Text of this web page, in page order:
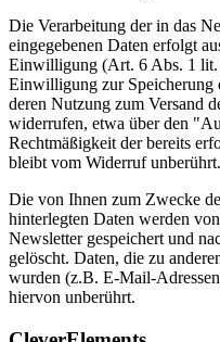
Die Verarbeitung der in das
eingegebenen Daten erfolgt
Einwilligung (Art. 6 Abs. 1
Einwilligung zur Speicherung
deren Nutzung zum Versand
widerrufen, etwa über den
Rechtmäßigkeit der bereits
bleibt vom Widerruf unberührt.
Die von Ihnen zum Zwecke
hinterlegten Daten werden
Newsletter gespeichert und
gelöscht. Daten, die zu
wurden (z.B. E-Mail-
hiervon unberührt.